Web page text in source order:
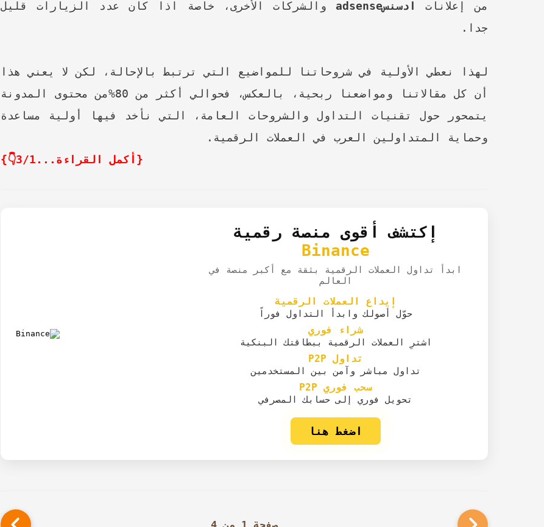
من إعلانات
ادسنسadsense
والشركات الأخرى، خاصة اذا كان عدد الزيارات قليل
جدا.
لهذا نعطي الأولية في شروحاتنا للمواضيع التي ترتبط بالإحالة، لكن لا يعني هذا
أن كل مقالاتنا ومواضعنا ربحية، بالعكس، فحوالي أكثر من 80%من محتوى المدونة
يتمحور حول تقنيات التداول والشروحات العامة، التي نأخد فيها أولية مساعدة
وحماية المتداولين العرب في العملات الرقمية.
{أكمل القراءة...3/1👇}
إكتشف أقوى منصة رقمية
Binance
ابدأ تداول العملات الرقمية بثقة مع أكبر منصة في
العالم
إيداع العملات الرقمية
حوّل أصولك وابدأ التداول فوراً
شراء فوري
اشترِ العملات الرقمية ببطاقتك البنكية
تداول P2P
تداول مباشر وآمن بين المستخدمين
سحب فوري P2P
تحويل فوري إلى حسابك المصرفي
اضغط هنا
صفحة 1 من 4